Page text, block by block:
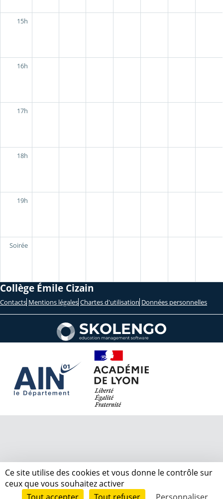
15h
16h
17h
18h
19h
Soirée
Collège Émile Cizain
Contacts Mentions légales Chartes d'utilisation Données personnelles
Ce site utilise des cookies et vous donne le contrôle sur
ceux que vous souhaitez activer